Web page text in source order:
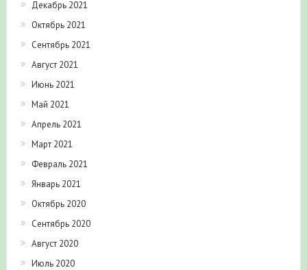
Декабрь 2021
Октябрь 2021
Сентябрь 2021
Август 2021
Июнь 2021
Май 2021
Апрель 2021
Март 2021
Февраль 2021
Январь 2021
Октябрь 2020
Сентябрь 2020
Август 2020
Июль 2020